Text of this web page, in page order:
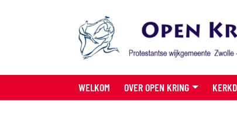
WELKOM OVER OPEN KRING